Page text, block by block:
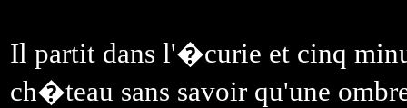
Il partit dans l'�curie et cinq
ch�teau sans savoir qu'une